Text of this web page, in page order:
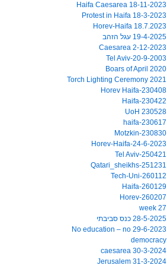
18-11-2023 Haifa Caesarea
18-3-2023 Protest in Haifa
18.7.2023 Horev-Haifa
19-4-2025 עגל הזהב
2-12-2023 Caesarea
20-9-2003-Tel Aviv
2020 Boars of April
2021 Torch Lighting Ceremony
230408-Horev Haifa
230422-Haifa
230528 UoH
230617-haifa
230830-Motzkin
24-6-2023-Horev-Haifa
250421-Tel Aviv
251231-Qatari_sheikhs
260112-Tech-Uni
260129-Haifa
260207-Horev
27 week
28-5-2025 כנס סביבתי
29-6-2023 No education – no
democracy
30-3-2024 caesarea
31-3-2024 Jerusalem